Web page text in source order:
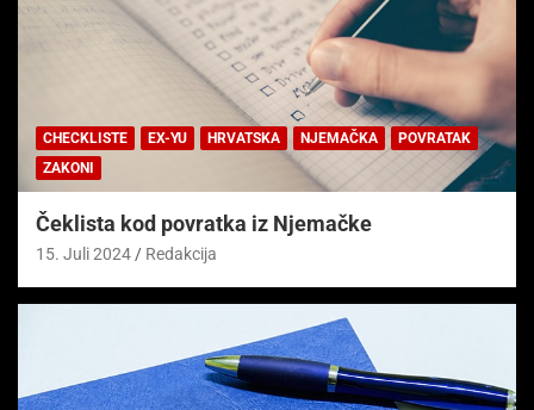
CHECKLISTE EX-YU HRVATSKA NJEMAČKA
POVRATAK
ZAKONI
Čeklista kod povratka iz Njemačke
15. Juli 2024 Redakcija